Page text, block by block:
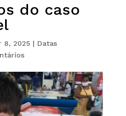
do caso
8, 2025| Datas